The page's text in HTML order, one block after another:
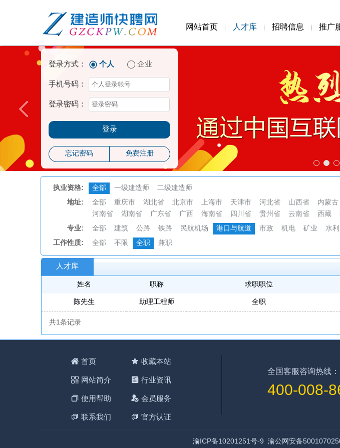
网站首页 人才库 招聘信息 推广
登录方式： 个人 企业
手机号码：
登录密码：
登录
忘记密码 免费注册
执业资格: 全部 一级建造师 二级建造师
地址: 全部 重庆市 湖北省 北京市 上海市 天津市 河北省 山西省 内蒙古
河南省
湖南省 广东省 广西 海南省 四川省 贵州省 云南省 西藏
专业: 全部 建筑 公路 铁路 民航机场 港口与航道 市政 机电 矿业 水
工作性质: 全部 不限 全职 兼职
人才库
姓名 职称 求职职位
陈先生 助理工程师 全职
共1条记录
首页 收藏本站
网站简介 行业资讯
使用帮助 会员服务
联系我们 官方认证
全国客服咨询热线：
400-008-
渝ICP备10201251号-9 渝公网安备